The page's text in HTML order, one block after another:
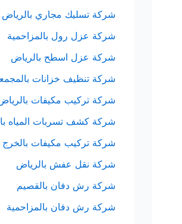
شركة تسليك مجاري بالرياض
شركة عزل رول بالمزاحمية
شركة عزل اسطح بالرياض
شركة تنظيف خزانات
شركة تركيب مكيفات
شركة كشف تسربات المياه
شركة تركيب مكيفات بالخرج
شركة نقل عفش بالرياض
شركة رش دفان بالقصيم
شركة رش دفان بالمزاحمية